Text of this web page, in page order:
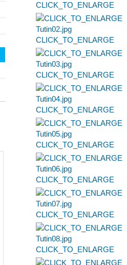
CLICK_TO_ENLARGE
CLICK_TO_ENLARGE
CLICK_TO_ENLARGE
CLICK_TO_ENLARGE
CLICK_TO_ENLARGE
CLICK_TO_ENLARGE
CLICK_TO_ENLARGE
CLICK_TO_ENLARGE